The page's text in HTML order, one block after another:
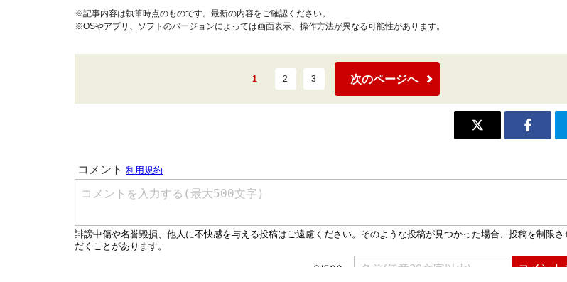
※記事内容は執筆時点のものです。最新の内容をご確認ください。
※OSやアプリ、ソフトのバージョンによっては画面表示、操作方法が異なる可能性があります。
1 2 3 次のページへ